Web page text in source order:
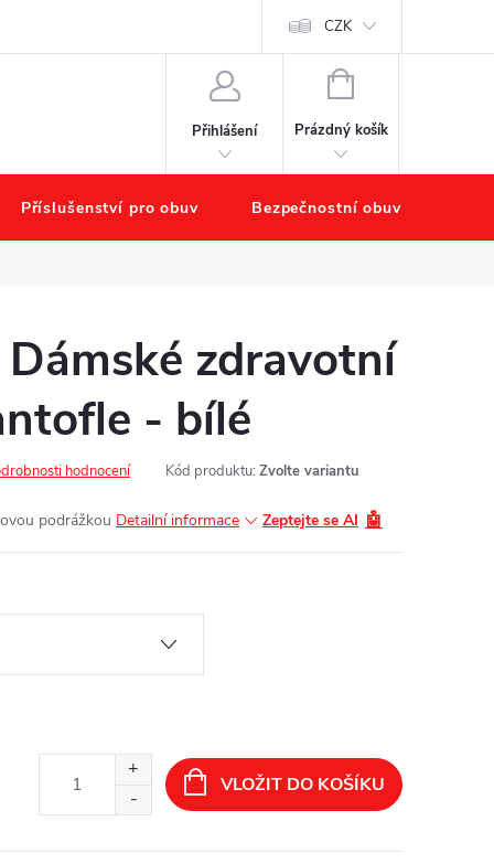
Obchodní podmínky
CZK
Přihlášení
NÁKUPNÍ
Prázdný košík
Příslušenství pro obuv Bezpečnostní obuv
zdravotní
- bílé
hodnocení Kód produktu: Zvolte variantu
podrážkou Detailní informace Zeptejte se AI 🤖
VLOŽIT DO KOŠÍKU